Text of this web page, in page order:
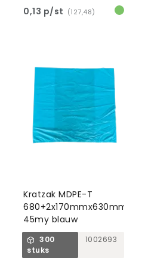
0,13 p/st (127,48)
Kratzak MDPE-T
680+2x170mmx630mm
45my blauw
300
stuks
1002693